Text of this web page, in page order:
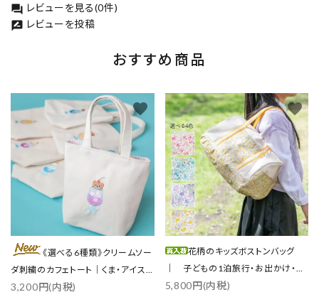
forum レビューを見る(0件)
rate_review レビューを投稿
おすすめ商品
《選べる6種類》クリームソー
ダ刺繍のカフェトート｜くま・アイス
／各3色
3,200円(内税)
favorite
花柄のキッズボストンバッグ
｜ 子どもの1泊旅行・お出かけ・ス
ポーツに
5,800円(内税)
favorite